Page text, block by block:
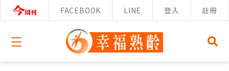
FACEBOOK LINE 登入 註冊
Open menu